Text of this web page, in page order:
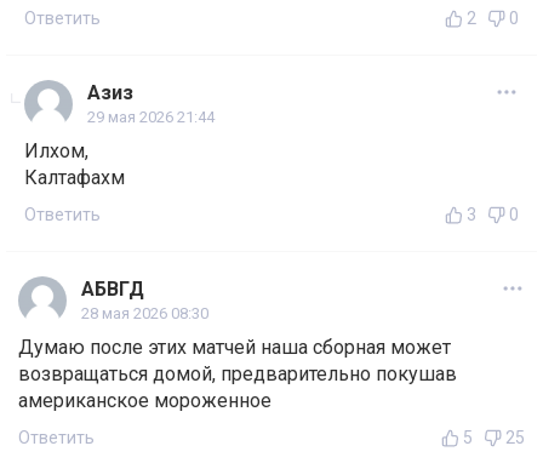
Ответить 2 0
Азиз
29 мая 2026 21:44
Илхом,
Калтафахм
Ответить 3 0
АБВГД
28 мая 2026 08:30
Думаю после этих матчей наша сборная может
возвращаться домой, предварительно покушав
американское мороженное
Ответить 5 25